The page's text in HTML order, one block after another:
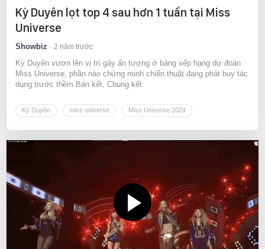
Kỳ Duyên lọt top 4 sau hơn 1 tuần tại Miss
Universe
Showbiz 2 năm trước
Kỳ Duyên vươn lên vị trí gây ấn tượng ở bảng xếp hạng dự đoán
Miss Universe, phần nào chứng minh chiến thuật đang phát huy tác
dụng trước thềm Bán kết, Chung kết.
Kỳ Duyên miss universe Miss Universe 2024